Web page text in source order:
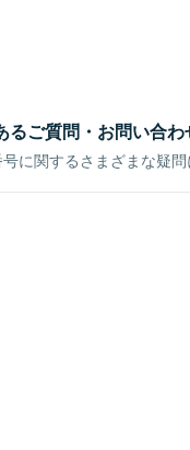
るご質問・お問い合わ
に関するさまざまな疑問